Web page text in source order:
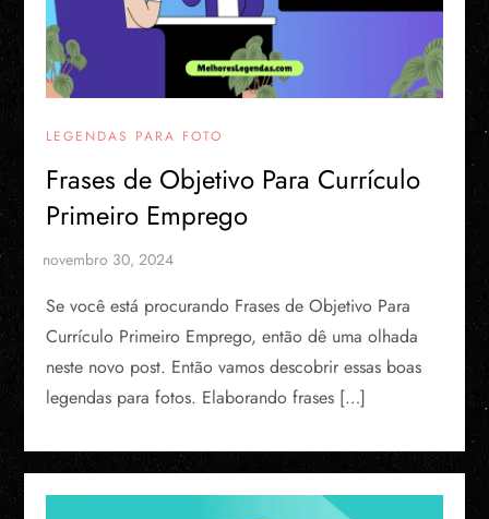
LEGENDAS PARA FOTO
Frases de Objetivo Para Currículo
Primeiro Emprego
Se você está procurando Frases de Objetivo Para
Currículo Primeiro Emprego, então dê uma olhada
neste novo post. Então vamos descobrir essas boas
legendas para fotos. Elaborando frases […]